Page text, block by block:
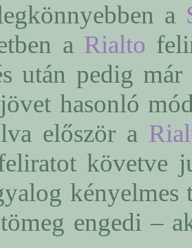
a
a Rialto
után pedig
hasonló
először a
követve
kényelmes
engedi –